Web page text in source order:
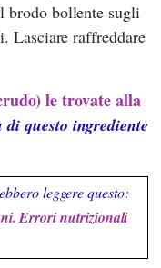
brodo bollente sugli
Lasciare raffreddare
le trovate alla
questo ingrediente
leggere questo:
Errori nutrizionali